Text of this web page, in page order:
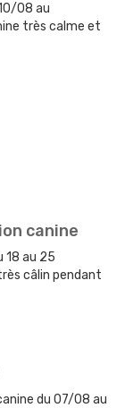
08 au
très calme et
canine
18 au 25
câlin pendant
du 07/08 au